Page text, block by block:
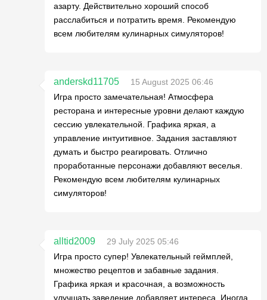
азарту. Действительно хороший способ
расслабиться и потратить время. Рекомендую
всем любителям кулинарных симуляторов!
anderskd11705
15 August 2025 06:46
Игра просто замечательная! Атмосфера
ресторана и интересные уровни делают каждую
сессию увлекательной. Графика яркая, а
управление интуитивное. Задания заставляют
думать и быстро реагировать. Отлично
проработанные персонажи добавляют веселья.
Рекомендую всем любителям кулинарных
симуляторов!
alltid2009
29 July 2025 05:46
Игра просто супер! Увлекательный геймплей,
множество рецептов и забавные задания.
Графика яркая и красочная, а возможность
улучшать заведение добавляет интереса. Иногда